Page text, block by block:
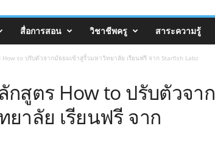
สื่อการสอน วิชาชีพครู สาระความรู้
to ปรับตัวจากมัธยมเข้าสู่รั้วมหาวิทยาลัย เรียนฟรี จาก Starfish Labz
สูตร How to ปรับตัวจาก
าลัย เรียนฟรี จาก